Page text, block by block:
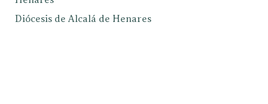
Diócesis de Alcalá de Henares